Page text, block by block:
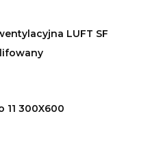
LUFT SF
11 300X600